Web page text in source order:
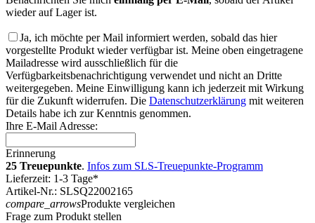
wieder auf Lager ist.
Ja, ich möchte per Mail informiert werden, sobald das hier
vorgestellte Produkt wieder verfügbar ist. Meine oben eingetragene
Mailadresse wird ausschließlich für die
Verfügbarkeitsbenachrichtigung verwendet und nicht an Dritte
weitergegeben. Meine Einwilligung kann ich jederzeit mit Wirkung
für die Zukunft widerrufen. Die Datenschutzerklärung mit weiteren
Details habe ich zur Kenntnis genommen.
Ihre E-Mail Adresse:
Erinnerung
25 Treuepunkte. Infos zum SLS-Treuepunkte-Programm
Lieferzeit: 1-3 Tage*
Artikel-Nr.: SLSQ22002165
compare_arrowsProdukte vergleichen
Frage zum Produkt stellen